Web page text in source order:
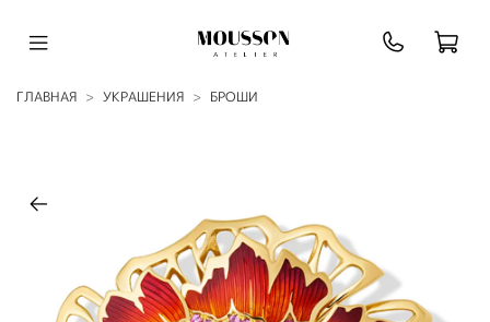
ГЛАВНАЯ УКРАШЕНИЯ БРОШИ